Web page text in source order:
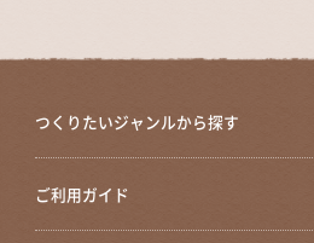
つくりたいジャンルから探す
ご利用ガイド